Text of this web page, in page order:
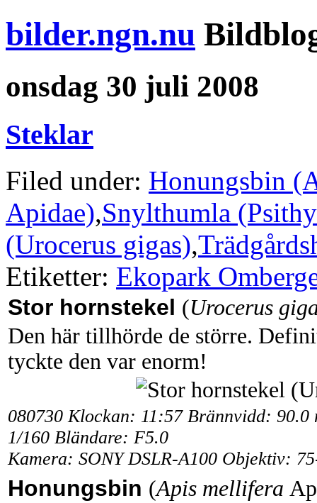
bilder.ngn.nu
onsdag 30 juli 2008
Steklar
Filed under: Honungsbin
Apidae),Snylthumla
(Urocerus gigas),
Etiketter: Ekopark
Stor hornstekel (Urocerus
Den här tillhörde de större.
tyckte den var enorm!
080730 Klockan: 11:57 Brännvidd:
1/160 Bländare: F5.0
Kamera: SONY DSLR-A100 Objektiv:
Honungsbin (Apis mellifera